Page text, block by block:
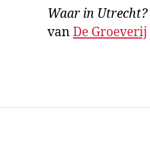
Waar in Utrecht?
van De Groeverij